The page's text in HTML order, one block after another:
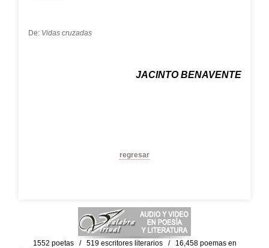
De: Vidas cruzadas
JACINTO BENAVENTE
regresar
1552 poetas / 519 escritores literarios / 16,458 poemas en